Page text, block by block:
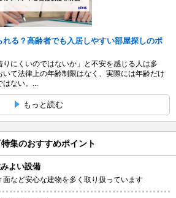
る？高齢者でも入居しやすい部屋探しのポ
にくいのではないか」と不安を感じる人は多
て法律上の年齢制限はなく、実際には年齢だけ
ない。...
もっと読む
集のおすすめポイント
よい設備
など安心な建物を多く取り扱っています